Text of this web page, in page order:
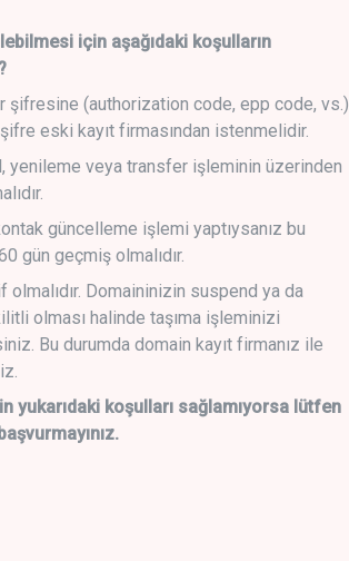
için aşağıdaki koşulların
şifresine (authorization code, epp code, vs.)
eski kayıt firmasından istenmelidir.
yenileme veya transfer işleminin üzerinden
güncelleme işlemi yaptıysanız bu
gün geçmiş olmalıdır.
olmalıdır. Domaininizin suspend ya da
olması halinde taşıma işleminizi
Bu durumda domain kayıt firmanız ile
yukarıdaki koşulları sağlamıyorsa lütfen